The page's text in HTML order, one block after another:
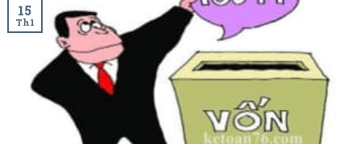
15
Th1